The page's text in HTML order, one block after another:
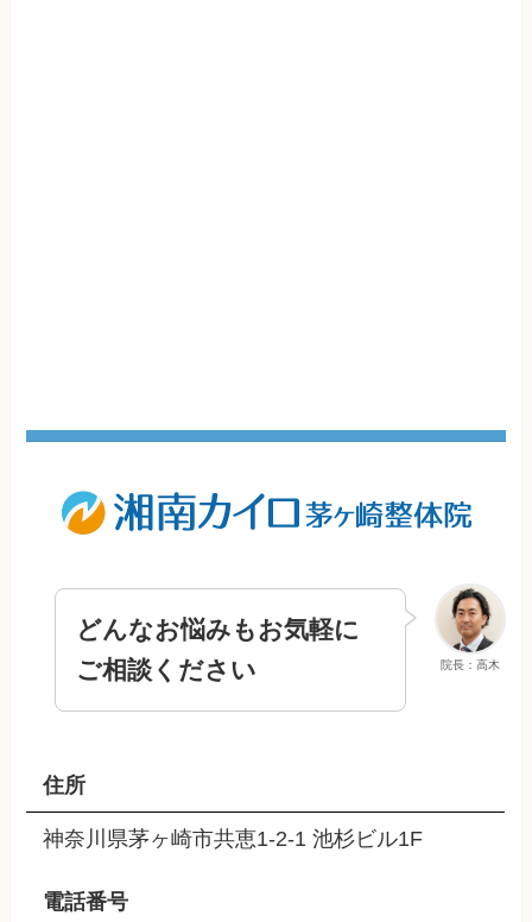
院長：高木
どんなお悩みもお気軽に
ご相談ください
住所
神奈川県茅ヶ崎市共恵1-2-1 池杉ビル1F
電話番号